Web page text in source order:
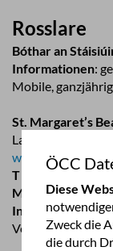
Rosslare
Bóthar an
Informationen:
Mobile, ganzjährig
St. Margaret’s
Lady’s Island,
T +35 353 913 11
M
Informationen:
Ver- und
ÖCC
Diese
Zweck die
die durch